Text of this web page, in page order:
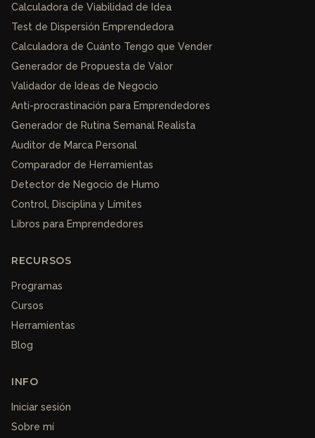
Calculadora de Viabilidad de Idea
Test de Dispersión Emprendedora
Calculadora de Cuánto Tengo que Vender
Generador de Propuesta de Valor
Validador de Ideas de Negocio
Anti-procrastinación para Emprendedores
Generador de Rutina Semanal Realista
Auditor de Marca Personal
Comparador de Herramientas
Detector de Negocio de Humo
Control, Disciplina y Límites
Libros para Emprendedores
RECURSOS
Programas
Cursos
Herramientas
Blog
INFO
Iniciar sesión
Sobre mí